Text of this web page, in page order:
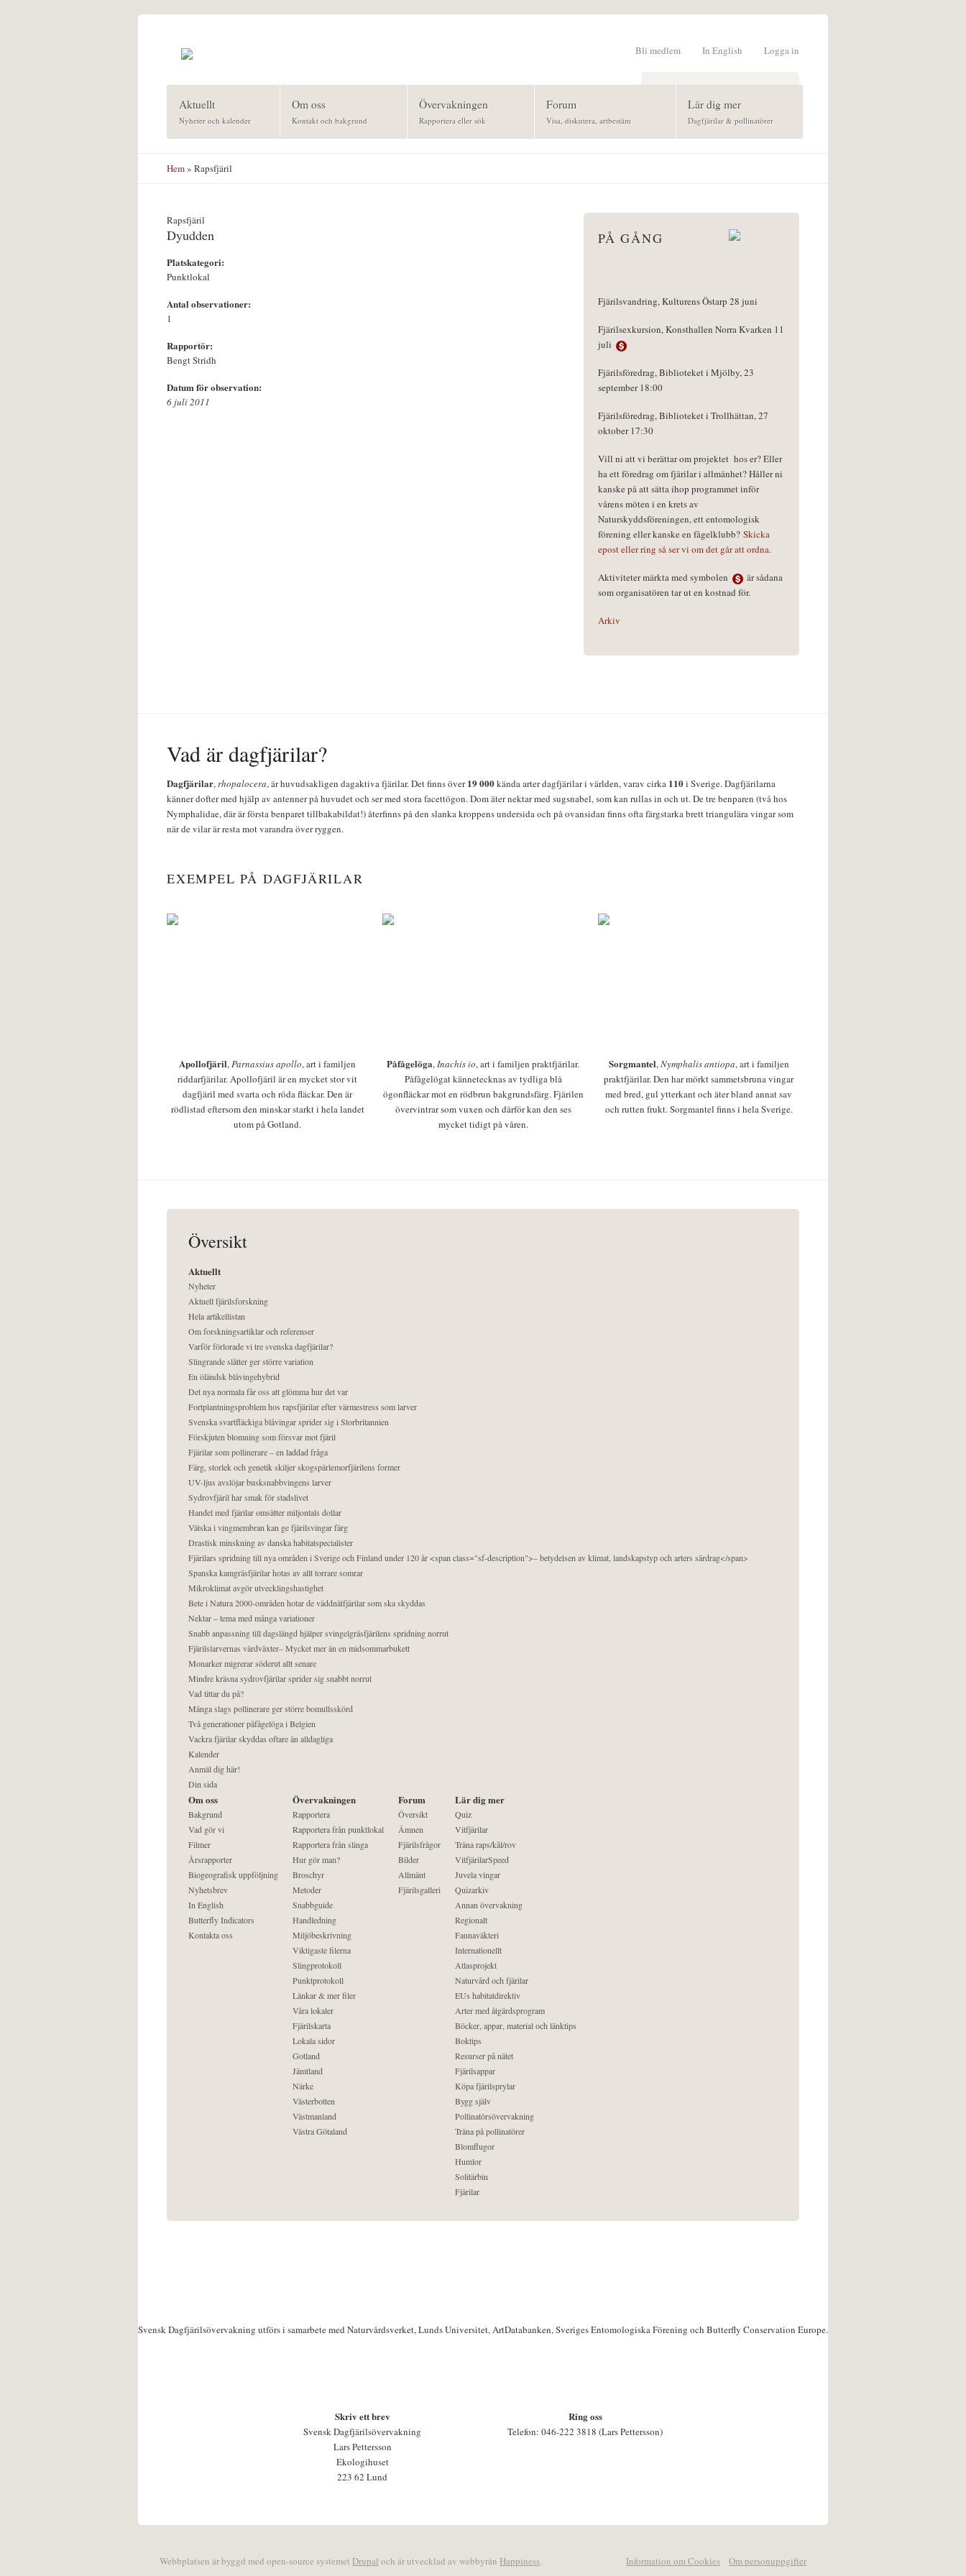
Logga in
In English
Bli medlem
Sökformulär
Aktuellt
Nyheter och kalender
Om oss
Kontakt och bakgrund
Övervakningen
Rapportera eller sök
Forum
Visa, diskutera, artbestäm
Lär dig mer
Dagfjärilar & pollinatörer
Hem» Rapsfjäril
Rapsfjäril
Dyudden
Platskategori:
Punktlokal
Antal observationer:
1
Rapportör:
Bengt Stridh
Datum för observation:
6 juli 2011
PÅ GÅNG
Fjärilsvandring, Kulturens Östarp 28 juni
Fjärilsexkursion, Konsthallen Norra Kvarken 11
juli
Fjärilsföredrag, Biblioteket i Mjölby, 23
september 18:00
Fjärilsföredrag, Biblioteket i Trollhättan, 27
oktober 17:30
Vill ni att vi berättar om projektet hos er? Eller
ha ett föredrag om fjärilar i allmänhet? Håller ni
kanske på att sätta ihop programmet inför
vårens möten i en krets av
Naturskyddsföreningen, ett entomologisk
förening eller kanske en fågelklubb? Skicka
epost eller ring så ser vi om det går att ordna.
Aktiviteter märkta med symbolen
är sådana
som organisatören tar ut en kostnad för.
Arkiv
Vad är dagfjärilar?
Dagfjärilar,rhopalocera, är huvudsakligen dagaktiva fjärilar. Det finns över19 000kända arter dagfjärilar i världen, varav cirka 110i Sverige. Dagfjärilarna
känner dofter med hjälp av antenner på huvudet och ser med stora facettögon. Dom äter nektar med sugsnabel, som kan rullas in och ut. De tre benparen (två hos
Nymphalidae, där är första benparet tillbakabildat!) återfinns på den slanka kroppens undersida och på ovansidan finns ofta färgstarka brett triangulära vingar som
när de vilar är resta mot varandra över ryggen.
EXEMPEL PÅ DAGFJÄRILAR
Apollofjäril,Parnassius apollo, art i familjen
riddarfjärilar. Apollofjäril är en mycket stor vit
dagfjäril med svarta och röda fläckar. Den är
rödlistad eftersom den minskar starkt i hela landet
utom på Gotland.
Påfågelöga,Inachis io, art i familjen praktfjärilar.
Påfågelögat kännetecknas av tydliga blå
ögonfläckar mot en rödbrun bakgrundsfärg. Fjärilen
övervintrar som vuxen och därför kan den ses
mycket tidigt på våren.
Sorgmantel,Nymphalis antiopa, art i familjen
praktfjärilar. Den har mörkt sammetsbruna vingar
med bred, gul ytterkant och äter bland annat sav
och rutten frukt. Sorgmantel finns i hela Sverige.
Översikt
Aktuellt
Nyheter
Aktuell fjärilsforskning
Hela artikellistan
Om forskningsartiklar och referenser
Varför förlorade vi tre svenska dagfjärilar?
Slingrande slåtter ger större variation
En öländsk blåvingehybrid
Det nya normala får oss att glömma hur det var
Fortplantningsproblem hos rapsfjärilar efter värmestress som larver
Svenska svartfläckiga blåvingar sprider sig i Storbritannien
Förskjuten blomning som försvar mot fjäril
Fjärilar som pollinerare – en laddad fråga
Färg, storlek och genetik skiljer skogspärlemorfjärilens former
UV-ljus avslöjar busksnabbvingens larver
Sydrovfjäril har smak för stadslivet
Handel med fjärilar omsätter miljontals dollar
Vätska i vingmembran kan ge fjärilsvingar färg
Drastisk minskning av danska habitatspecialister
Fjärilars spridning till nya områden i Sverige och Finland under 120 år <span class="sf-description">– betydelsen av klimat, landskapstyp och arters särdrag</span>
Spanska kamgräsfjärilar hotas av allt torrare somrar
Mikroklimat avgör utvecklingshastighet
Bete i Natura 2000-områden hotar de väddnätfjärilar som ska skyddas
Nektar – tema med många variationer
Snabb anpassning till dagslängd hjälper svingelgräsfjärilens spridning norrut
Fjärilslarvernas värdväxter– Mycket mer än en midsommarbukett
Monarker migrerar söderut allt senare
Mindre kräsna sydrovfjärilar sprider sig snabbt norrut
Vad tittar du på?
Många slags pollinerare ger större bomullsskörd
Två generationer påfågelöga i Belgien
Vackra fjärilar skyddas oftare än alldagliga
Kalender
Anmäl dig här!
Din sida
Om oss
Bakgrund
Vad gör vi
Filmer
Årsrapporter
Biogeografisk uppföljning
Nyhetsbrev
In English
Butterfly Indicators
Kontakta oss
Övervakningen
Rapportera
Rapportera från punktlokal
Rapportera från slinga
Hur gör man?
Broschyr
Metoder
Snabbguide
Handledning
Miljöbeskrivning
Viktigaste filerna
Slingprotokoll
Punktprotokoll
Länkar & mer filer
Våra lokaler
Fjärilskarta
Lokala sidor
Gotland
Jämtland
Närke
Västerbotten
Västmanland
Västra Götaland
Forum
Översikt
Ämnen
Fjärilsfrågor
Bilder
Allmänt
Fjärilsgalleri
Lär dig mer
Quiz
Vitfjärilar
Träna raps/kål/rov
VitfjärilarSpeed
Juvela vingar
Quizarkiv
Annan övervakning
Regionalt
Faunaväkteri
Internationellt
Atlasprojekt
Naturvård och fjärilar
EUs habitatdirektiv
Arter med åtgärdsprogram
Böcker, appar, material och länktips
Boktips
Resurser på nätet
Fjärilsappar
Köpa fjärilsprylar
Bygg själv
Pollinatörsövervakning
Träna på pollinatörer
Blomflugor
Humlor
Solitärbin
Fjärilar
Svensk Dagfjärilsövervakning utförs i samarbete med Naturvårdsverket, Lunds Universitet, ArtDatabanken, Sveriges Entomologiska Förening och Butterfly Conservation Europe.
Skriv ett brev
Svensk Dagfjärilsövervakning
Lars Pettersson
Ekologihuset
223 62 Lund
Ring oss
Telefon: 046-222 3818 (Lars Pettersson)
Webbplatsen är byggd med open-source systemet Drupal och är utvecklad av webbyrån Happiness. Information om Cookies Om personuppgifter